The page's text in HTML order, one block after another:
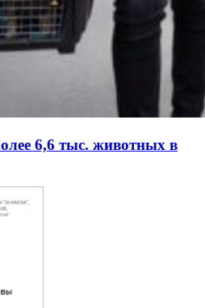
6,6 тыс. животных в